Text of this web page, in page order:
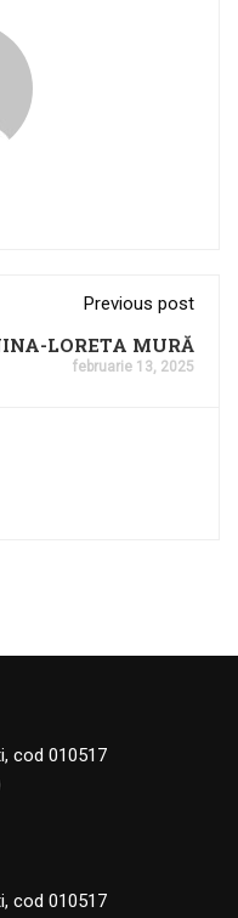
Previous post
LORETA MURĂ
februarie 13, 2025
cod 010517
cod 010517